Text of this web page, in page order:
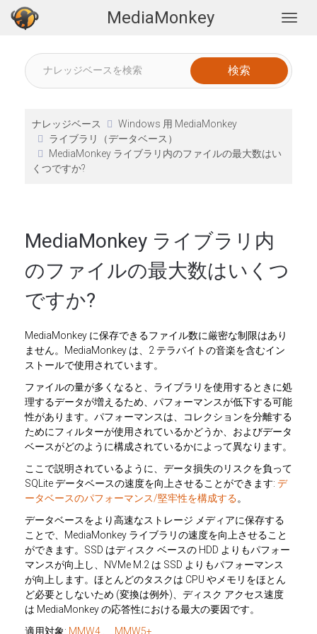
MediaMonkey
ナレッジベース
Windows 用 MediaMonkey
ライブラリ（データベース）
MediaMonkey ライブラリ内のファイルの最大数はい
くつですか?
MediaMonkey ライブラリ内
のファイルの最大数はいくつ
ですか?
MediaMonkey に保存できるファイル数に厳密な制限はあり
ません。MediaMonkey は、2 テラバイトの音楽を含むイン
ストールで使用されています。
ファイルの量が多くなると、ライブラリを使用するときに処
理するデータが増えるため、パフォーマンスが低下する可能
性があります。パフォーマンスは、コレクションを分離する
ためにフィルターが使用されているかどうか、およびデータ
ベースがどのように構成されているかによって異なります。
ここで説明されているように、データ損失のリスクを負って
SQLite データベースの速度を向上させることができます: デ
ータベースのパフォーマンス/堅牢性を構成する。
データベースをより高速なストレージ メディアに保存する
ことで、MediaMonkey ライブラリの速度を向上させること
ができます。SSD はディスク ベースの HDD よりもパフォー
マンスが向上し、NVMe M.2 は SSD よりもパフォーマンス
が向上します。ほとんどのタスクは CPU やメモリをほとん
ど必要としないため (変換は例外)、ディスク アクセス速度
は MediaMonkey の応答性における最大の要因です。
適用対象: MMW4 MMW5+